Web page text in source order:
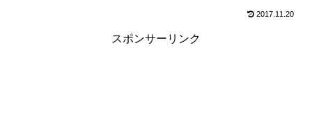
2017.11.20
スポンサーリンク